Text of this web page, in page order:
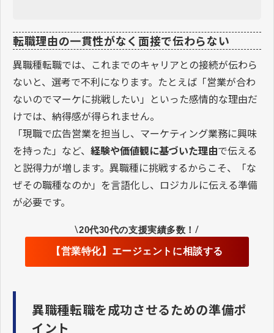
転職理由の一貫性がなく面接で伝わらない
異職種転職では、これまでのキャリアとの接続が伝わら
ないと、選考で不利になります。たとえば「営業が合わ
ないのでマーケに挑戦したい」といった感情的な理由だ
けでは、納得感が得られません。
「現職で広告営業を担当し、マーケティング業務に興味
を持った」など、 経験や価値観に基づいた理由で伝える
と説得力が増します。異職種に挑戦するからこそ、「な
ぜその職種なのか」を言語化し、ロジカルに伝える準備
が必要です。
\20代30代の支援実績多数！/
【営業特化】エージェントに相談する
異職種転職を成功させるための準備ポ
イント